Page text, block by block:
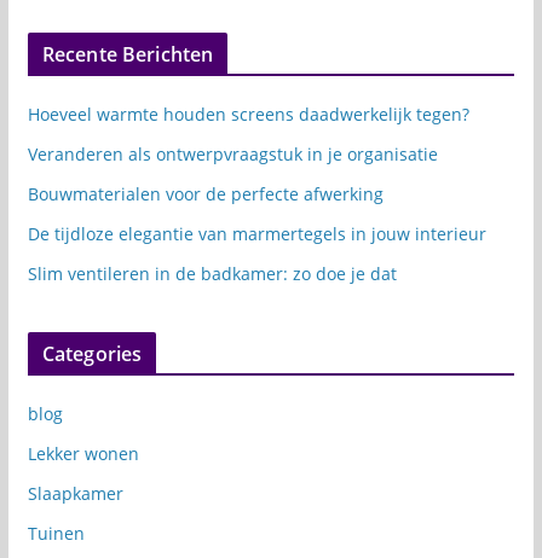
Recente Berichten
Hoeveel warmte houden screens daadwerkelijk tegen?
Veranderen als ontwerpvraagstuk in je organisatie
Bouwmaterialen voor de perfecte afwerking
De tijdloze elegantie van marmertegels in jouw interieur
Slim ventileren in de badkamer: zo doe je dat
Categories
blog
Lekker wonen
Slaapkamer
Tuinen